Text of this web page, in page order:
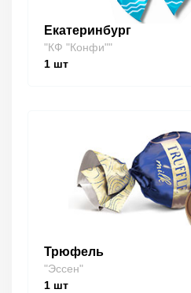
Екатеринбург
"КФ "Конфи""
1 шт
Трюфель
"Эссен"
1 шт